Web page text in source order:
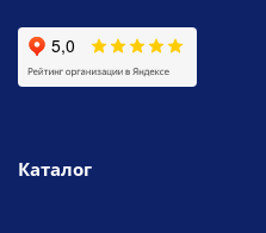
Каталог